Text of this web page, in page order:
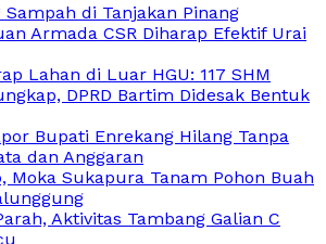
Sampah di Tanjakan Pinang
Armada CSR Diharap Efektif Urai
Lahan di Luar HGU: 117 SHM
DPRD Bartim Didesak Bentuk
Bupati Enrekang Hilang Tanpa
dan Anggaran
Moka Sukapura Tanam Pohon Buah
Aktivitas Tambang Galian C